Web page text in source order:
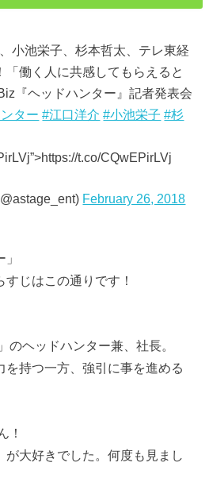
小池栄子、杉本哲太、テレ東経
「働く人に共感してもらえると
『ヘッドハンター』記者発表会
ター #江口洋介 #小池栄子 #杉
t.co/CQwEPirLVj
February 26, 2018
じはこの通りです！
のヘッドハンター兼、社長。
を持つ一方、強引に事を進める
！
が大好きでした。何度も見まし